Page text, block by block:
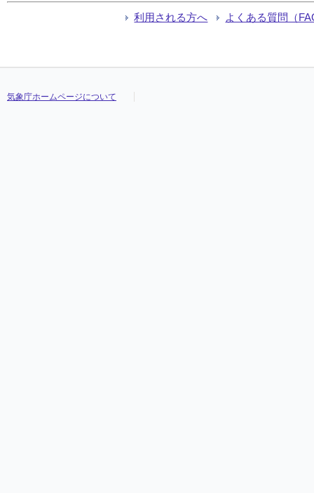
利用される方へ よくある質問（
気象庁ホームページについて